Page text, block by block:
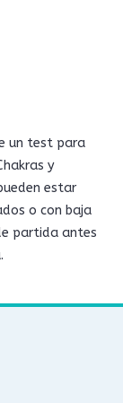
un test para
y
estar
o con baja
partida antes